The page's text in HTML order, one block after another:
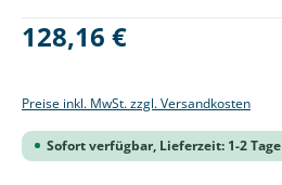
Regulärer Preis:
128,16 €
Preise inkl. MwSt. zzgl. Versandkosten
Sofort verfügbar, Lieferzeit: 1-2 Tage